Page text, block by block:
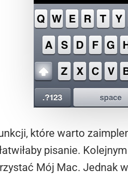
które warto
pisanie.
Mój Mac. Jednak